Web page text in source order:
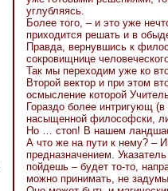
углубляясь.
Более того, – и это уже
приходится решать и в
Правда, вернувшись к
сокровищнице
Так мы переходим уже ко
Второй вектор и при этом
осмысление которой
Гораздо более интригующ
насыщенной философски,
Но … стоп! В нашем
А что же на пути к нему? –
предназначением.
пойдешь – будет то-то,
можно принимать, не